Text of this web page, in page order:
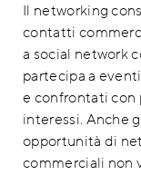
Il networking
contatti
a social network
partecipa a
e confrontati con
interessi. Anche
opportunità di
commerciali non